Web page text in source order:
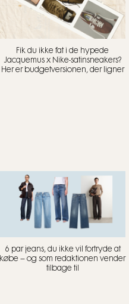
Fik du ikke fat i de hypede
Jacquemus x Nike-satinsneakers?
Her er budgetversionen, der ligner
6 par jeans, du ikke vil fortryde at
købe – og som redaktionen vender
tilbage til